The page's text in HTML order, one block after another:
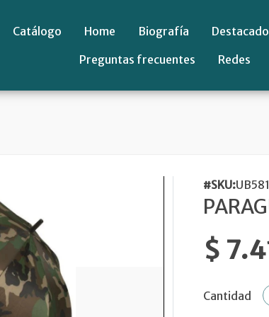
Catálogo Home Biografía
Preguntas frecuentes
Redes
#SKU:
$
Cantidad